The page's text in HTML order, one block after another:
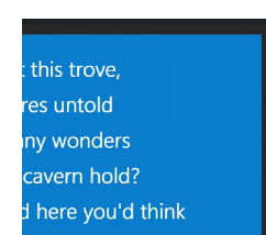
Korak 2.